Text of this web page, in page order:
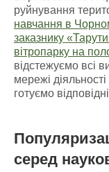
руйнування
навчання в
заказнику
вітропарку на
відстежуємо всі
мережі
готуємо
серед